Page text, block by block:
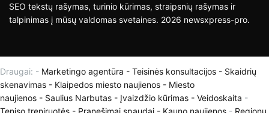
SEO tekstų rašymas, turinio kūrimas, straipsnių rašymas ir
talpinimas į mūsų valdomas svetaines. 2026 newsxpress-pro.
Draugai: - Marketingo agentūra - Teisinės konsultacijos - Skaidrių
skenavimas - Klaipedos miesto naujienos - Miesto
naujienos - Saulius Narbutas - Įvaizdžio kūrimas - Veidoskaita -
Teniso treniruotės - Pranešimai spaudai - Kauno naujienos - Regionų